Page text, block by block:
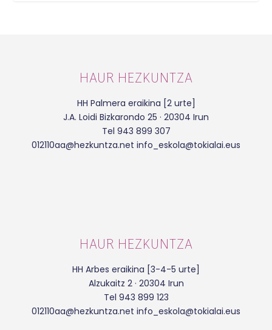
HAUR HEZKUNTZA
HH Palmera eraikina [2 urte]
J.A. Loidi Bizkarondo 25 · 20304 Irun
Tel 943 899 307
012110aa@hezkuntza.net info_eskola@tokialai.eus
HAUR HEZKUNTZA
HH Arbes eraikina [3-4-5 urte]
Alzukaitz 2 · 20304 Irun
Tel 943 899 123
012110aa@hezkuntza.net info_eskola@tokialai.eus